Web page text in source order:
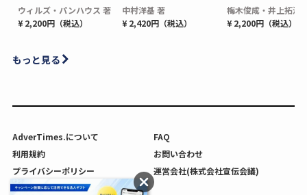
ウィルズ・パンハウス 著
¥ 2,200円（税込）
中村洋基 著
¥ 2,420円（税込）
梅木俊成・井上拓海
¥ 2,200円（税込）
もっと見る
AdverTimes.について
FAQ
利用規約
お問い合わせ
プライバシーポリシー
運営会社(株式会社宣伝会議)
利用者情報の外部送信について